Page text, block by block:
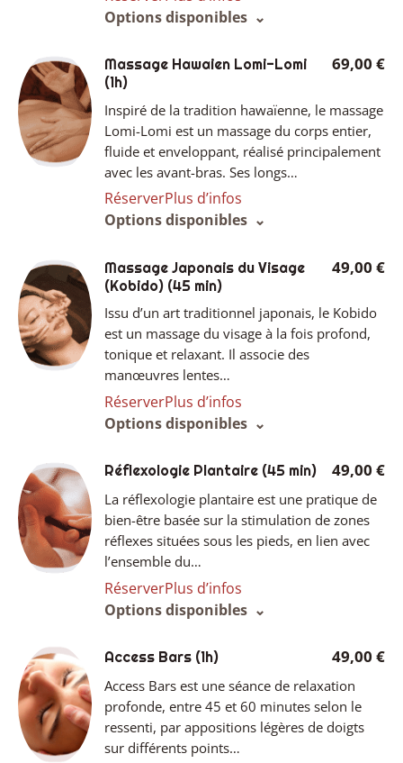
Options disponibles
Massage Hawaien Lomi-Lomi
(1h)
69,00 €
Inspiré de la tradition hawaïenne, le massage
Lomi-Lomi est un massage du corps entier,
fluide et enveloppant, réalisé principalement
avec les avant-bras. Ses longs…
RéserverPlus d’infos
Options disponibles
Massage Japonais du Visage
(Kobido) (45 min)
49,00 €
Issu d’un art traditionnel japonais, le Kobido
est un massage du visage à la fois profond,
tonique et relaxant. Il associe des
manœuvres lentes…
RéserverPlus d’infos
Options disponibles
Réflexologie Plantaire (45 min) 49,00 €
La réflexologie plantaire est une pratique de
bien-être basée sur la stimulation de zones
réflexes situées sous les pieds, en lien avec
l’ensemble du…
RéserverPlus d’infos
Options disponibles
Access Bars (1h) 49,00 €
Access Bars est une séance de relaxation
profonde, entre 45 et 60 minutes selon le
ressenti, par appositions légères de doigts
sur différents points…